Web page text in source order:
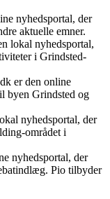
nyhedsportal, der
aktuelle emner.
lokal nyhedsportal,
i Grindsted-
er den online
byen Grindsted og
nyhedsportal, der
området i
nyhedsportal, der
Pio tilbyder